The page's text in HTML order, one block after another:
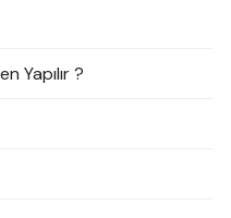
Yapılır ?